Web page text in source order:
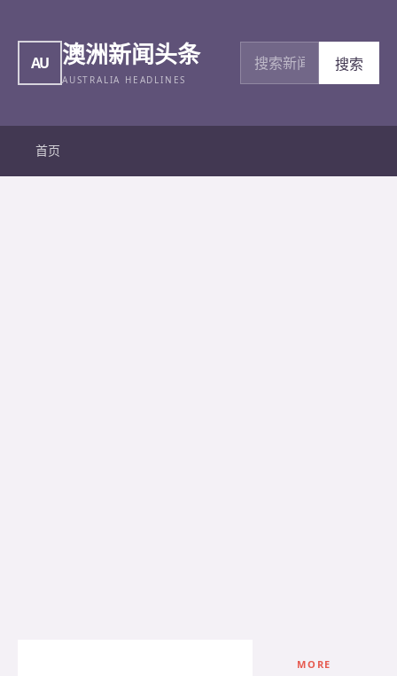
AU 澳洲新闻头条
AUSTRALIA HEADLINES
搜索新闻
搜索
首页
MORE